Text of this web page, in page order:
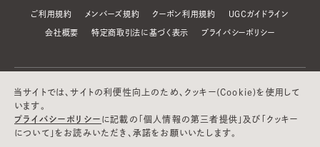
ご利用規約 メンバーズ規約 クーポン利用規約 UGCガイドライン
会社概要 特定商取引法に基づく表示 プライバシーポリシー
当サイトでは、サイトの利便性向上のため、クッキー(Cookie)を使用して
います。
プライバシーポリシー に記載の「個人情報の第三者提供」及び「クッキー
について」をお読みいただき、承諾をお願いいたします。